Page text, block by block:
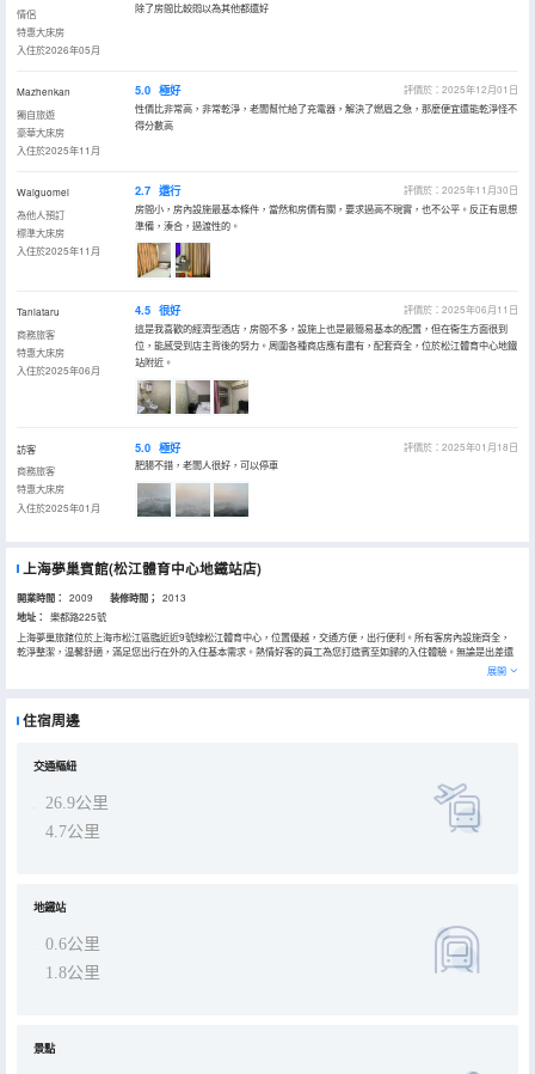
情侶
特惠大床房
入住於2026年05月
除了房間比較悶以為其他都還好
Mazhenkan
獨自旅遊
豪華大床房
入住於2025年11月
5.0 極好
評價於：2025年12月01日
性價比非常高，非常乾淨，老闆幫忙給了充電器，解決了燃眉之急，那麼便宜還能乾淨怪不
得分數高
Waiguomei
為他人預訂
標準大床房
入住於2025年11月
2.7 還行
評價於：2025年11月30日
房間小，房內設施最基本條件，當然和房價有關，要求過高不現實，也不公平。反正有思想
準備，湊合，過渡性的。
Taniataru
商務旅客
特惠大床房
入住於2025年06月
4.5 很好
評價於：2025年06月11日
這是我喜歡的經濟型酒店，房間不多，設施上也是最簡易基本的配置，但在衞生方面很到
位，能感受到店主背後的努力。周圍各種商店應有盡有，配套齊全，位於松江體育中心地鐵
站附近。
訪客
商務旅客
特惠大床房
入住於2025年01月
5.0 極好
評價於：2025年01月18日
肥腸不錯，老闆人很好，可以停車
上海夢巢賓館(松江體育中心地鐵站店)
開業時間： 2009 装修時間； 2013
地址：
樂都路225號
上海夢巢旅館位於上海市松江區臨近近9號線松江體育中心，位置優越，交通方便，出行便利。所有客房內設施齊全，
乾淨整潔，温馨舒適，滿足您出行在外的入住基本需求。熱情好客的員工為您打造賓至如歸的入住體驗。無論是出差還
展開
住宿周邊
交通樞紐
26.9公里
4.7公里
地鐵站
0.6公里
1.8公里
景點